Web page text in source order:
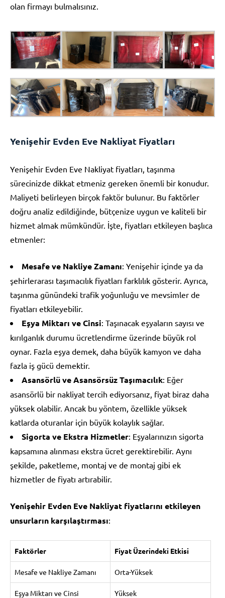
olan firmayı bulmalısınız.
Yenişehir Evden Eve Nakliyat Fiyatları
Yenişehir Evden Eve Nakliyat fiyatları, taşınma
sürecinizde dikkat etmeniz gereken önemli bir konudur.
Maliyeti belirleyen birçok faktör bulunur. Bu faktörler
doğru analiz edildiğinde, bütçenize uygun ve kaliteli bir
hizmet almak mümkündür. İşte, fiyatları etkileyen başlıca
etmenler:
Mesafe ve Nakliye Zamanı: Yenişehir içinde ya da
şehirlerarası taşımacılık fiyatları farklılık gösterir. Ayrıca,
taşınma günündeki trafik yoğunluğu ve mevsimler de
fiyatları etkileyebilir.
Eşya Miktarı ve Cinsi: Taşınacak eşyaların sayısı ve
kırılganlık durumu ücretlendirme üzerinde büyük rol
oynar. Fazla eşya demek, daha büyük kamyon ve daha
fazla iş gücü demektir.
Asansörlü ve Asansörsüz Taşımacılık: Eğer
asansörlü bir nakliyat tercih ediyorsanız, fiyat biraz daha
yüksek olabilir. Ancak bu yöntem, özellikle yüksek
katlarda oturanlar için büyük kolaylık sağlar.
Sigorta ve Ekstra Hizmetler: Eşyalarınızın sigorta
kapsamına alınması ekstra ücret gerektirebilir. Aynı
şekilde, paketleme, montaj ve de montaj gibi ek
hizmetler de fiyatı artırabilir.
Yenişehir Evden Eve Nakliyat fiyatlarını etkileyen
unsurların karşılaştırması:
Faktörler Fiyat Üzerindeki Etkisi
Mesafe ve Nakliye Zamanı Orta-Yüksek
Eşya Miktarı ve Cinsi Yüksek